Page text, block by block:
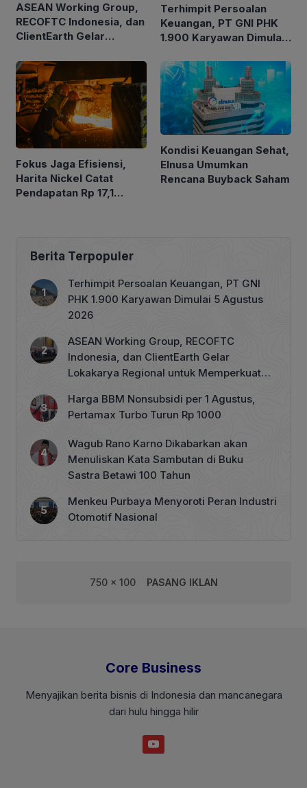
ASEAN Working Group,
RECOFTC Indonesia, dan
ClientEarth Gelar
untuk Memperkuat Tata
Kelola Perhutanan Sosial
Terhimpit Persoalan
Keuangan, PT GNI PHK
1.900 Karyawan Dimulai
Fokus Jaga Efisiensi,
Harita Nickel Catat
Pendapatan Rp 17,1
Kondisi Keuangan Sehat,
Elnusa Umumkan
Rencana Buyback Saham
Berita Terpopuler
Terhimpit Persoalan Keuangan, PT GNI
PHK 1.900 Karyawan Dimulai 5 Agustus
2026
ASEAN Working Group, RECOFTC
Indonesia, dan ClientEarth Gelar
Lokakarya Regional untuk Memperkuat
Harga BBM Nonsubsidi per 1 Agustus,
Pertamax Turbo Turun Rp 1000
Wagub Rano Karno Dikabarkan akan
Menuliskan Kata Sambutan di Buku
Sastra Betawi 100 Tahun
Menkeu Purbaya Menyoroti Peran Industri
Otomotif Nasional
750 x 100 PASANG IKLAN
Core Business
Menyajikan berita bisnis di Indonesia dan mancanegara
dari hulu hingga hilir